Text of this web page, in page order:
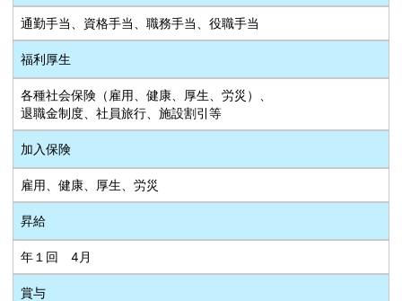
通勤手当、資格手当、職務手当、役職手当
福利厚生
各種社会保険（雇用、健康、厚生、労災）、
退職金制度、社員旅行、施設割引等
加入保険
雇用、健康、厚生、労災
昇給
年１回 4月
賞与